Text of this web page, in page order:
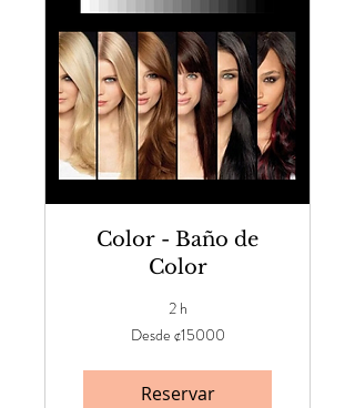
Color - Baño de
Color
2 h
Desde ¢15000
Reservar